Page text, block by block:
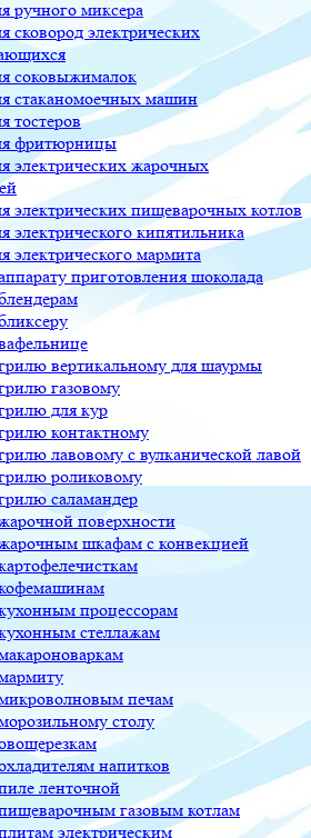
ручного миксера
сковород электрических
соковыжималок
стаканомоечных машин
тостеров
фритюрницы
электрических жарочных
электрических пищеварочных котлов
электрического кипятильника
электрического мармита
приготовления шоколада
вертикальному для шаурмы
газовому
для кур
контактному
лавовому с вулканической лавой
роликовому
саламандер
поверхности
шкафам с конвекцией
процессорам
стеллажам
печам
столу
напитков
ленточной
газовым котлам
электрическим